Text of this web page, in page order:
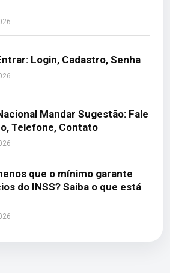
Login, Cadastro, Senha
Mandar Sugestão: Fale
Telefone, Contato
que o mínimo garante
do INSS? Saiba o que está